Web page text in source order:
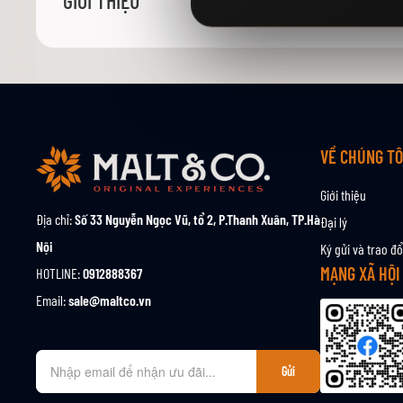
viện
ảnh
Địa chỉ:Số 33 Nguyễn Ngọc Vũ, tổ 2, P.Thanh Xuân, TP.Hà
Nội
HOTLINE:0912888367
Email:sale@maltco.vn
Đ
n
Gửi
VỀ CHÚNG
Giới thiệu
Đại lý
Ký gửi và trao
MẠNG XÃ HỘI